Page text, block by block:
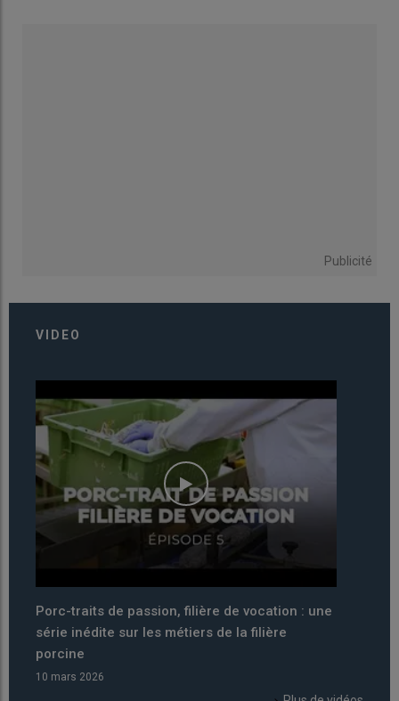
Publicité
VIDEO
Pourquoi 2026 a été décrétée année
internationale du pastoralisme par la FAO ?
06 mars 2026